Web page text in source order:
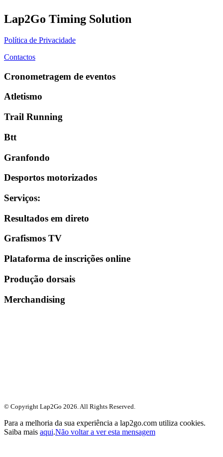
Lap2Go Timing Solution
Política de Privacidade
Contactos
Cronometragem de eventos
Atletismo
Trail Running
Btt
Granfondo
Desportos motorizados
Serviços:
Resultados em direto
Grafismos TV
Plataforma de inscrições online
Produção dorsais
Merchandising
© Copyright Lap2Go 2026. All Rights Reserved.
Para a melhoria da sua experiência a lap2go.com utiliza cookies.
Saiba mais aqui.Não voltar a ver esta mensagem